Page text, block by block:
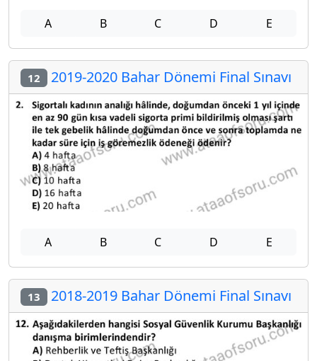
A B C D E
12 2019-2020 Bahar Dönemi Final Sınavı
A B C D E
13 2018-2019 Bahar Dönemi Final Sınavı